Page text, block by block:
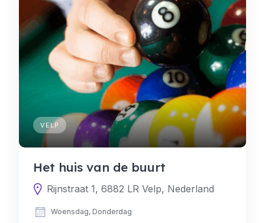
VELP
Het huis van de buurt
Rijnstraat 1, 6882 LR Velp, Nederland
Woensdag, Donderdag